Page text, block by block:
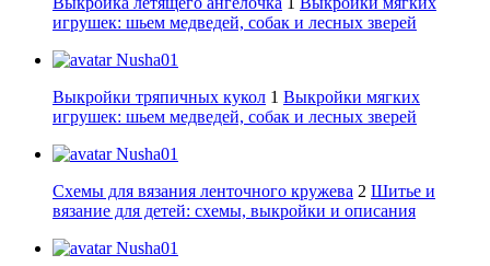
игрушек: шьем медведей, собак и лесных зверей
Nusha01
Выкройки тряпичных кукол 1 Выкройки мягких
игрушек: шьем медведей, собак и лесных зверей
Nusha01
Схемы для вязания ленточного кружева 2 Шитье и
вязание для детей: схемы, выкройки и описания
Nusha01